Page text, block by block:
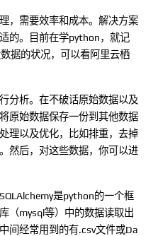
，需要效率和成本。解决方案
的。目前在学python，就记
据的状况，可以看阿里云栖
分析。在不破话原始数据以及
原始数据保存一份到其他数据
理以及优化，比如排重，去掉
然后，对这些数据，你可以进
是python的一个框
（mysql等）中的数据读取出
间经常用到的有.csv文件或Da